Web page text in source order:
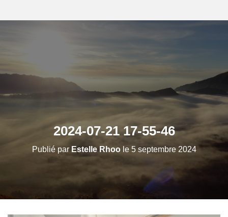
2024-07-21 17-55-46
Publié par Estelle Rhoole 5 septembre 2024